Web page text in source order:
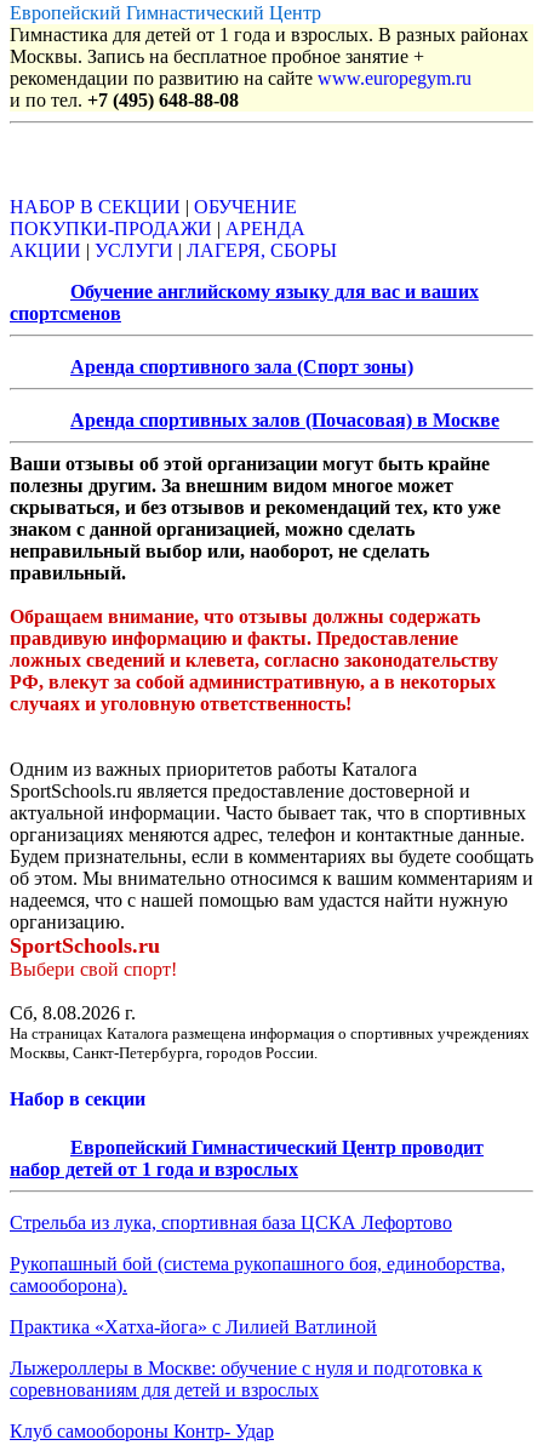
Европейский Гимнастический Центр
Гимнастика для детей от 1 года и взрослых. В разных районах
Москвы. Запись на бесплатное пробное занятие +
рекомендации по развитию на сайте www.europegym.ru
и по тел. +7 (495) 648-88-08
НАБОР В СЕКЦИИ | ОБУЧЕНИЕ
ПОКУПКИ-ПРОДАЖИ | АРЕНДА
АКЦИИ | УСЛУГИ | ЛАГЕРЯ, СБОРЫ
Обучение английскому языку для вас и ваших
спортсменов
Аренда спортивного зала (Спорт зоны)
Аренда спортивных залов (Почасовая) в Москве
Ваши отзывы об этой организации могут быть крайне
полезны другим. За внешним видом многое может
скрываться, и без отзывов и рекомендаций тех, кто уже
знаком с данной организацией, можно сделать
неправильный выбор или, наоборот, не сделать
правильный.
Обращаем внимание, что отзывы должны содержать
правдивую информацию и факты. Предоставление
ложных сведений и клевета, согласно законодательству
РФ, влекут за собой административную, а в некоторых
случаях и уголовную ответственность!
Одним из важных приоритетов работы Каталога
SportSchools.ru является предоставление достоверной и
актуальной информации. Часто бывает так, что в спортивных
организациях меняются адрес, телефон и контактные данные.
Будем признательны, если в комментариях вы будете сообщать
об этом. Мы внимательно относимся к вашим комментариям и
надеемся, что с нашей помощью вам удастся найти нужную
организацию.
SportSchools.ru
Выбери свой спорт!
Сб, 8.08.2026 г.
На страницах Каталога размещена информация о спортивных учреждениях
Москвы, Санкт-Петербурга, городов России.
Набор в секции
Европейский Гимнастический Центр проводит
набор детей от 1 года и взрослых
Стрельба из лука, спортивная база ЦСКА Лефортово
Рукопашный бой (система рукопашного боя, единоборства,
самооборона).
Практика «Хатха-йога» с Лилией Ватлиной
Лыжероллеры в Москве: обучение с нуля и подготовка к
соревнованиям для детей и взрослых
Клуб самообороны Контр- Удар